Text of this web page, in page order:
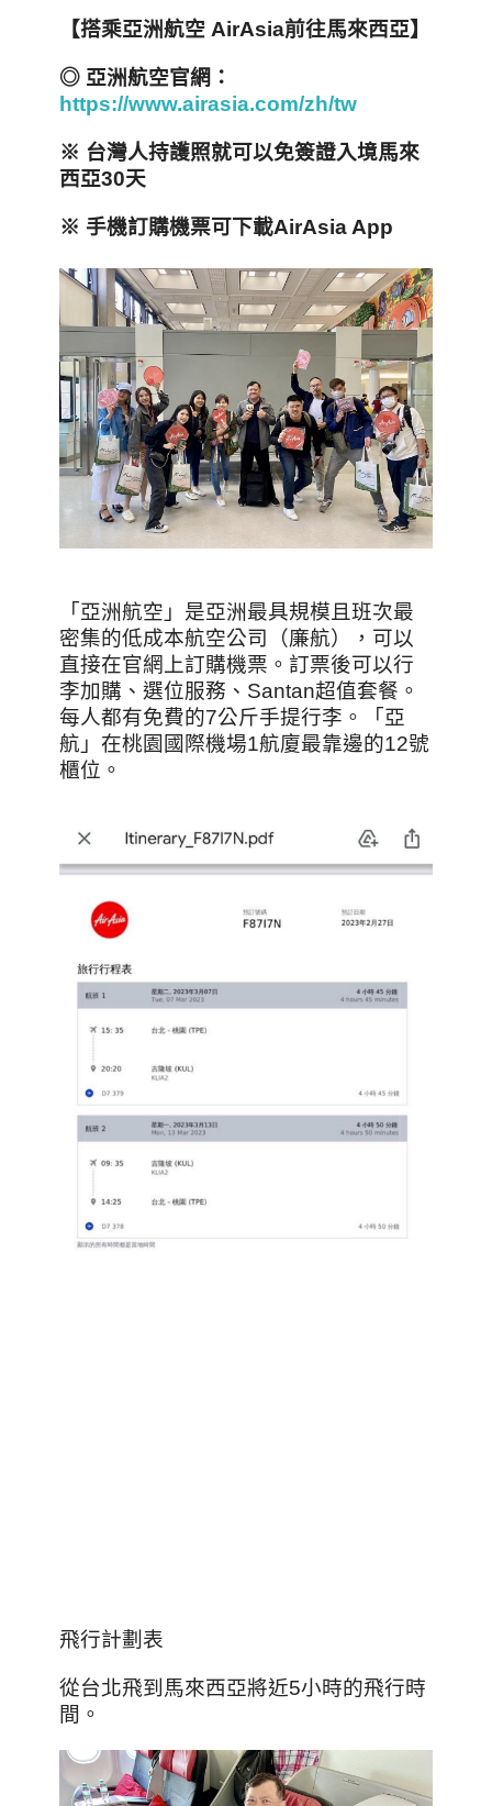
【搭乘亞洲航空 AirAsia前往馬來西亞】
◎ 亞洲航空官網：
https://www.airasia.com/zh/tw
※ 台灣人持護照就可以免簽證入境馬來
西亞30天
※ 手機訂購機票可下載AirAsia App
「亞洲航空」是亞洲最具規模且班次最
密集的低成本航空公司（廉航），可以
直接在官網上訂購機票。訂票後可以行
李加購、選位服務、Santan超值套餐。
每人都有免費的7公斤手提行李。
「亞
航」在桃園國際機場1航廈最靠邊的12號
櫃位。
飛行計劃表
從台北飛到馬來西亞將近5小時的飛行時
間。